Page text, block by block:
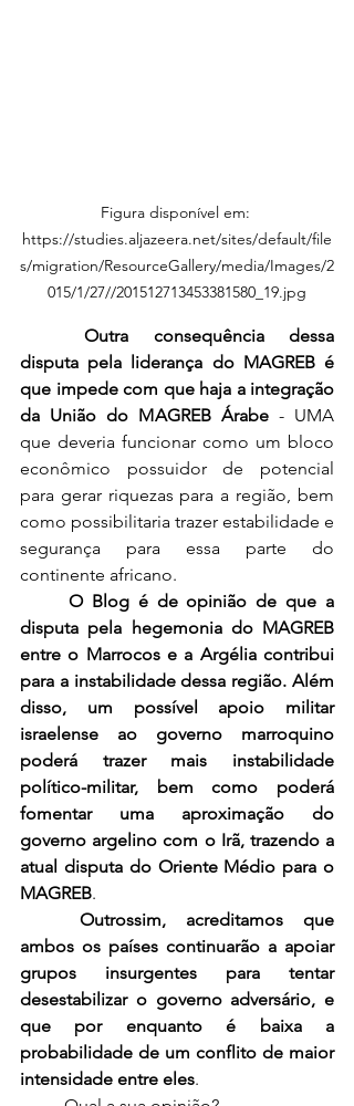
Figura disponível em:
https://studies.aljazeera.net/sites/default/file
s/migration/ResourceGallery/media/Images/2
015/1/27//201512713453381580_19.jpg
Outra consequência dessa
disputa pela liderança do MAGREB é
que impede com que haja a integração
da União do MAGREB Árabe - UMA
que deveria funcionar como um bloco
econômico possuidor de potencial
para gerar riquezas para a região, bem
como possibilitaria trazer estabilidade e
segurança para essa parte do
continente africano.
O Blog é de opinião de que a
disputa pela hegemonia do MAGREB
entre o Marrocos e a Argélia contribui
para a instabilidade dessa região. Além
disso, um possível apoio militar
israelense ao governo marroquino
poderá trazer mais instabilidade
político-militar, bem como poderá
fomentar uma aproximação do
governo argelino com o Irã, trazendo a
atual disputa do Oriente Médio para o
MAGREB.
Outrossim, acreditamos que
ambos os países continuarão a apoiar
grupos insurgentes para tentar
desestabilizar o governo adversário, e
que por enquanto é baixa a
probabilidade de um conflito de maior
intensidade entre eles.